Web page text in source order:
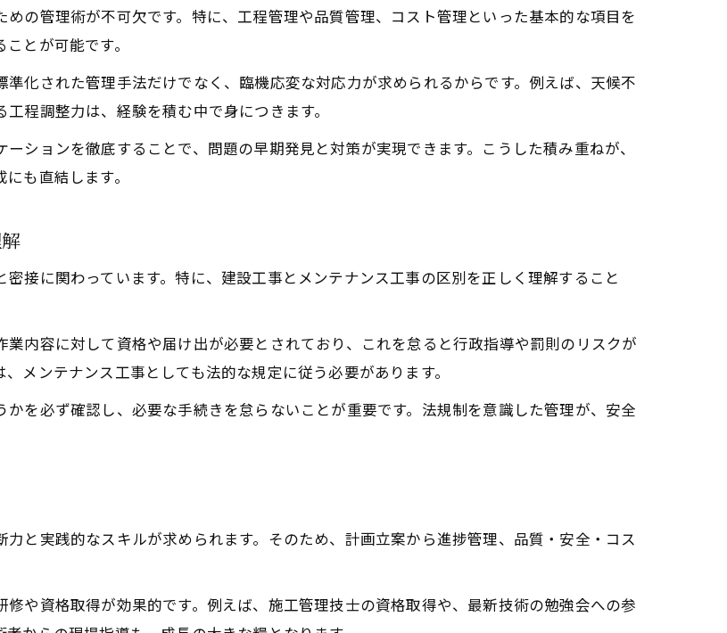
の管理術が不可欠です。特に、工程管理や品質管理、コスト管理といった基本的な項目を
とが可能です。
化された管理手法だけでなく、臨機応変な対応力が求められるからです。例えば、天候不
程調整力は、経験を積む中で身につきます。
ションを徹底することで、問題の早期発見と対策が実現できます。こうした積み重ねが、
も直結します。
接に関わっています。特に、建設工事とメンテナンス工事の区別を正しく理解すること
内容に対して資格や届け出が必要とされており、これを怠ると行政指導や罰則のリスクが
メンテナンス工事としても法的な規定に従う必要があります。
を必ず確認し、必要な手続きを怠らないことが重要です。法規制を意識した管理が、安全
と実践的なスキルが求められます。そのため、計画立案から進捗管理、品質・安全・コス
や資格取得が効果的です。例えば、施工管理技士の資格取得や、最新技術の勉強会への参